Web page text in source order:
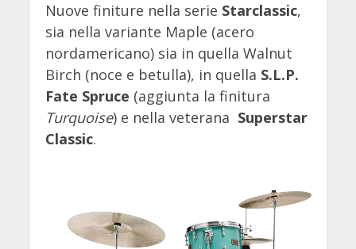
Nuove finiture nella serie Starclassic,
sia nella variante Maple (acero
nordamericano) sia in quella Walnut
Birch (noce e betulla), in quella S.L.P.
Fate Spruce (aggiunta la finitura
Turquoise) e nella veterana Superstar
Classic.